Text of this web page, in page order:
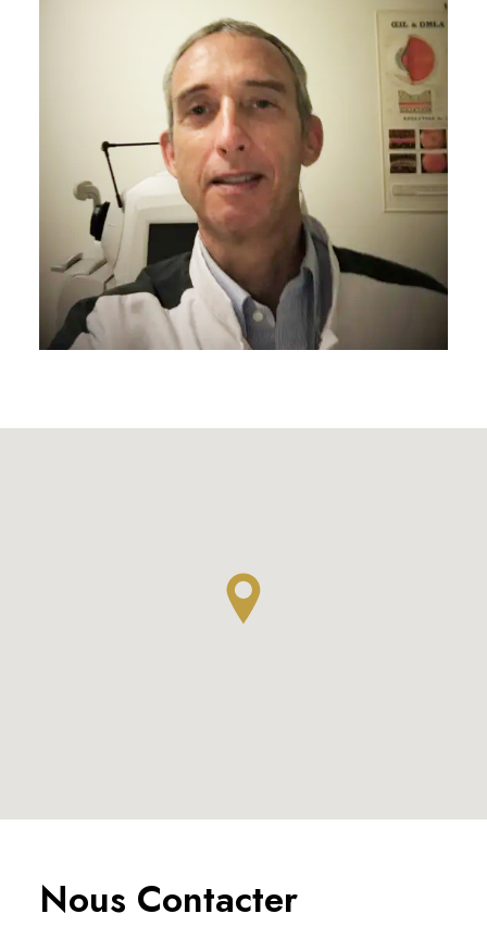
Nous Contacter